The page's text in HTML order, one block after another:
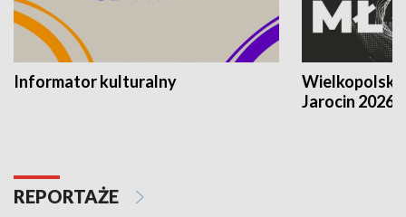
Informator kulturalny
Jarocin 2026
REPORTAŻE